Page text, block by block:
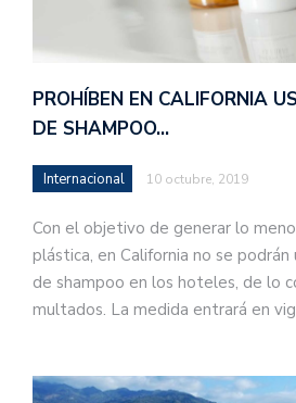
PROHÍBEN EN CALIFORNIA
DE SHAMPOO…
Internacional 10 octubre, 2019
Con el objetivo de generar lo
plástica, en California no se
de shampoo en los hoteles, de lo
multados. La medida entrará en